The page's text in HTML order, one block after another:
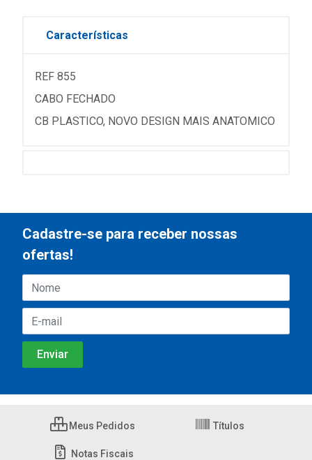
Características
REF 855
CABO FECHADO
CB PLASTICO, NOVO DESIGN MAIS ANATOMICO
Cadastre-se para receber nossas
ofertas!
Meus Pedidos Títulos
Notas Fiscais